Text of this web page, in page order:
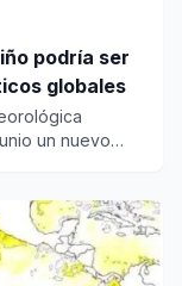
podría ser
globales
un nuevo